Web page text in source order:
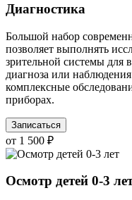
Диагностика
Большой набор
позволяет выполнять
зрительной системы для
диагноза или
комплексные
приборах.
Записаться
от 1 500 ₽
Осмотр детей 0-3